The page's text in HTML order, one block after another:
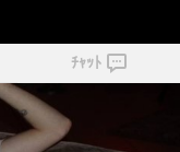
ﾁｬｯﾄ